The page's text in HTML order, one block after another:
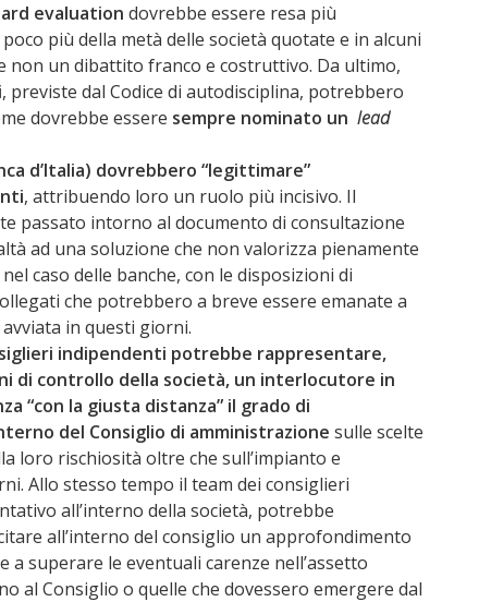
evaluation dovrebbe essere resa più
più della metà delle società quotate e in alcuni
non un dibattito franco e costruttivo. Da ultimo,
, previste dal Codice di autodisciplina, potrebbero
dovrebbe essere sempre nominato un lead
d’Italia) dovrebbero “legittimare”
, attribuendo loro un ruolo più incisivo. Il
passato intorno al documento di consultazione
ad una soluzione che non valorizza pienamente
caso delle banche, con le disposizioni di
che potrebbero a breve essere emanate a
in questi giorni.
indipendenti potrebbe rappresentare,
di controllo della società, un interlocutore in
“con la giusta distanza” il grado di
del Consiglio di amministrazione sulle scelte
loro rischiosità oltre che sull’impianto e
Allo stesso tempo il team dei consiglieri
all’interno della società, potrebbe
all’interno del consiglio un approfondimento
superare le eventuali carenze nell’assetto
al Consiglio o quelle che dovessero emergere dal